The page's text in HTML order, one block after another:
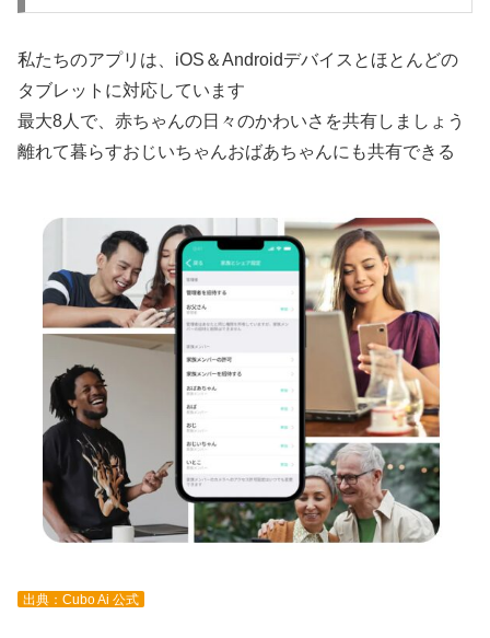
私たちのアプリは、iOS＆Androidデバイスとほとんどの
タブレットに対応しています
最大8人で、赤ちゃんの日々のかわいさを共有しましょう
離れて暮らすおじいちゃんおばあちゃんにも共有できる
出典：Cubo Ai 公式